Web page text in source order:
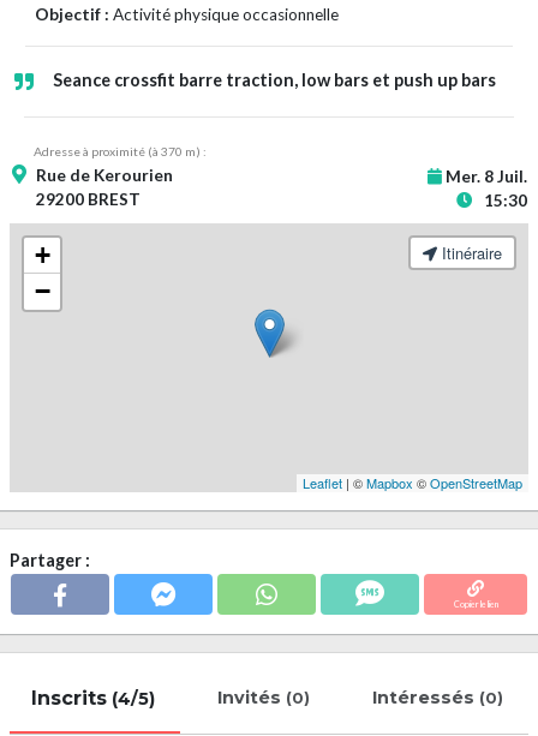
Objectif : Activité physique occasionnelle
Seance crossfit barre traction, low bars et push up bars
Adresse à proximité (à 370 m) :
Rue de Kerourien
29200 BREST
Mer. 8 Juil.
15:30
+
−
Itinéraire
Leaflet | ©Mapbox ©OpenStreetMap
Partager :
Copier le lien
Inscrits(4/5) Invités (0) Intéressés (0)